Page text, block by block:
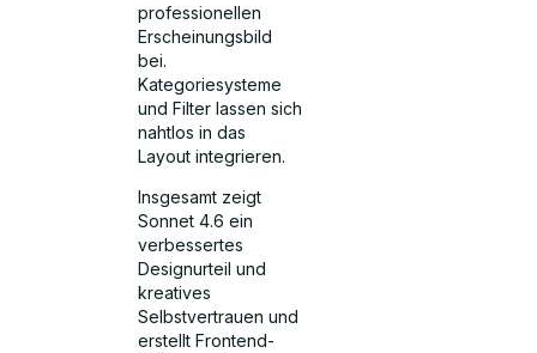
professionellen
Erscheinungsbild
bei.
Kategoriesysteme
und Filter lassen sich
nahtlos in das
Layout integrieren.
Insgesamt zeigt
Sonnet 4.6 ein
verbessertes
Designurteil und
kreatives
Selbstvertrauen und
erstellt Frontend-